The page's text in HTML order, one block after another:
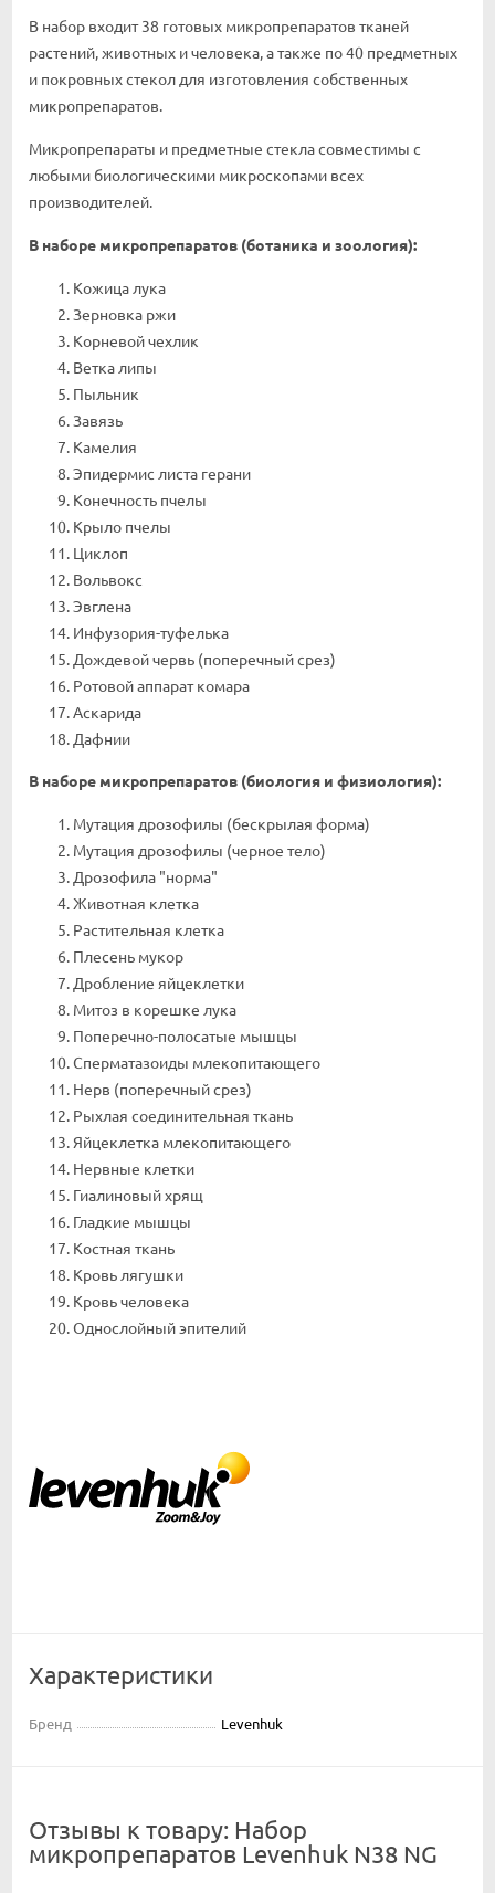
В набор входит 38 готовых микропрепаратов тканей
растений, животных и человека, а также по 40 предметных
и покровных стекол для изготовления собственных
микропрепаратов.
Микропрепараты и предметные стекла совместимы с
любыми биологическими микроскопами всех
производителей.
В наборе микропрепаратов (ботаника и зоология):
Кожица лука
Зерновка ржи
Корневой чехлик
Ветка липы
Пыльник
Завязь
Камелия
Эпидермис листа герани
Конечность пчелы
Крыло пчелы
Циклоп
Вольвокс
Эвглена
Инфузория-туфелька
Дождевой червь (поперечный срез)
Ротовой аппарат комара
Аскарида
Дафнии
В наборе микропрепаратов (биология и физиология):
Мутация дрозофилы (бескрылая форма)
Мутация дрозофилы (черное тело)
Дрозофила "норма"
Животная клетка
Растительная клетка
Плесень мукор
Дробление яйцеклетки
Митоз в корешке лука
Поперечно-полосатые мышцы
Сперматазоиды млекопитающего
Нерв (поперечный срез)
Рыхлая соединительная ткань
Яйцеклетка млекопитающего
Нервные клетки
Гиалиновый хрящ
Гладкие мышцы
Костная ткань
Кровь лягушки
Кровь человека
Однослойный эпителий
Характеристики
Бренд Levenhuk
Отзывы к товару: Набор
микропрепаратов Levenhuk N38 NG